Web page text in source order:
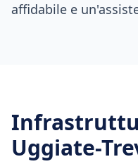
affidabile e
Uggiate-